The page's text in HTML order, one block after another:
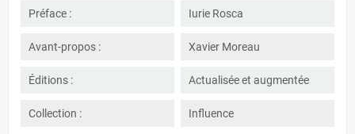
Préface : Iurie Rosca
Avant-propos : Xavier Moreau
Éditions : Actualisée et augmentée
Collection : Influence